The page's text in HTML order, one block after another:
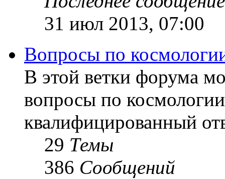
31 июл 2013, 07:00
Вопросы по
В этой ветки форума
вопросы по
квалифицированный
29 Темы
386 Сообщений